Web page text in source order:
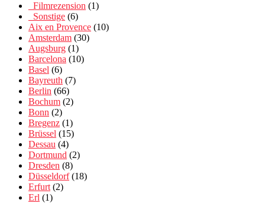
_Filmrezension (1)
_Sonstige (6)
Aix en Provence (10)
Amsterdam (30)
Augsburg (1)
Barcelona (10)
Basel (6)
Bayreuth (7)
Berlin (66)
Bochum (2)
Bonn (2)
Bregenz (1)
Brüssel (15)
Dessau (4)
Dortmund (2)
Dresden (8)
Düsseldorf(18)
Erfurt (2)
Erl (1)